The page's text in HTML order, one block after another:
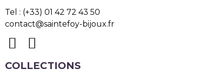
Tel : (+33) 01 42 72 43 50
contact@saintefoy-bijoux.fr
COLLECTIONS